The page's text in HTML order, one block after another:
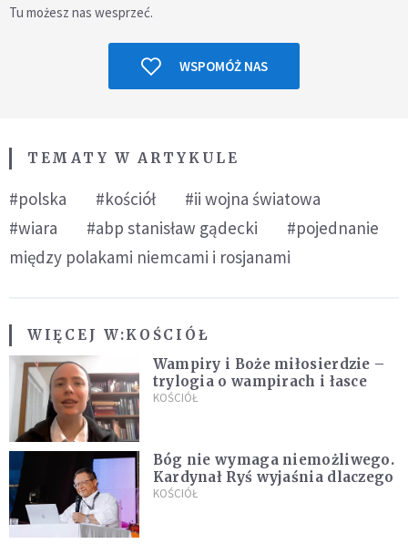
Tu możesz nas wesprzeć.
WSPOMÓŻ NAS
TEMATY W ARTYKULE
#polska #kościół
#ii wojna światowa
#wiara
#abp stanisław gądecki
#pojednanie
między polakami niemcami i rosjanami
WIĘCEJ W:KOŚCIÓŁ
Wampiry i Boże miłosierdzie –
trylogia o wampirach i łasce
KOŚCIÓŁ
Bóg nie wymaga niemożliwego.
Kardynał Ryś wyjaśnia dlaczego
KOŚCIÓŁ